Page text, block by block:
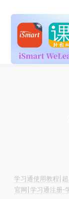
学习通使用教程|
官网| 学习通注册-